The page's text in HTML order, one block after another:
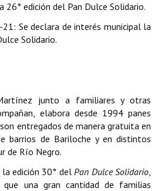
26° edición del Pan Dulce Solidario.
Se declara de interés municipal la
Solidario.
junto a familiares y otras
elabora desde 1994 panes
entregados de manera gratuita en
barrios de Bariloche y en distintos
de Río Negro.
la edición 30° delPan Dulce Solidario,
una gran cantidad de familias